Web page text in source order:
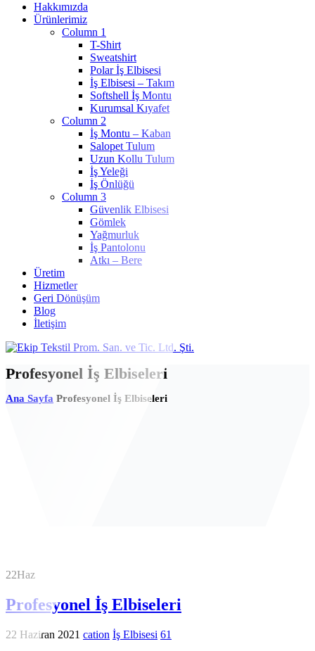
Hakkımızda
Ürünlerimiz
Column 1
T-Shirt
Sweatshirt
Polar İş Elbisesi
İş Elbisesi – Takım
Softshell İş Montu
Kurumsal Kıyafet
Column 2
İş Montu – Kaban
Salopet Tulum
Uzun Kollu Tulum
İş Yeleği
İş Önlüğü
Column 3
Güvenlik Elbisesi
Gömlek
Yağmurluk
İş Pantolonu
Atkı – Bere
Üretim
Hizmetler
Geri Dönüşüm
Blog
İletişim
Profesyonel İş Elbiseleri
Ana Sayfa Profesyonel İş Elbiseleri
22Haz
Profesyonel İş Elbiseleri
22 Haziran 2021 cation İş Elbisesi 61